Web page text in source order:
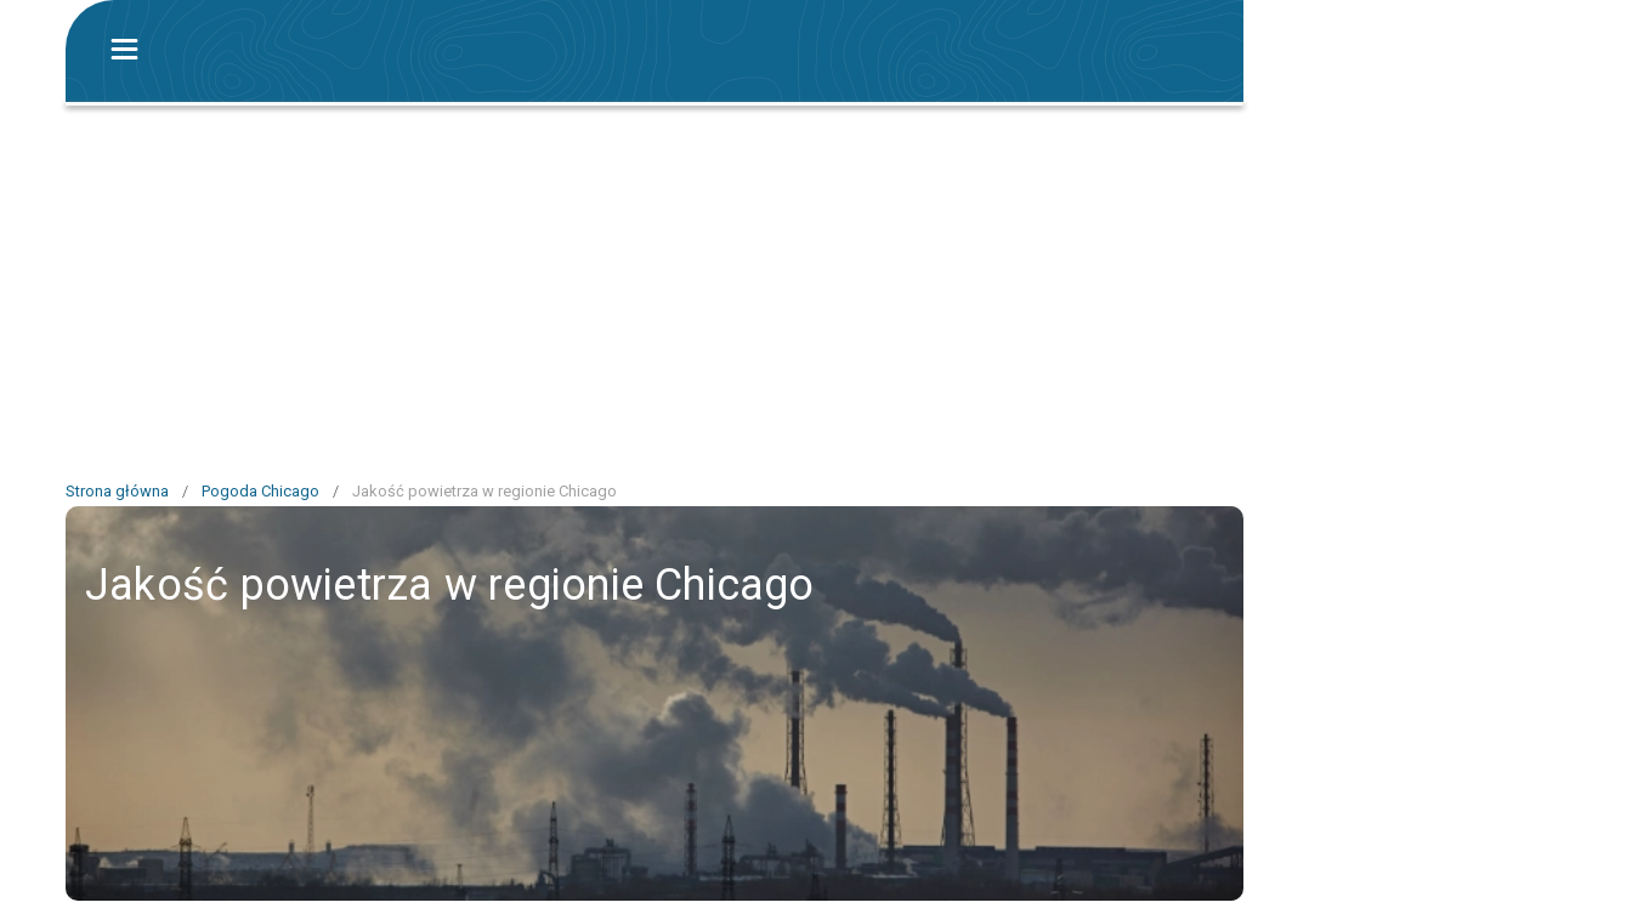
Strona główna / Pogoda Chicago / Jakość powietrza w regionie Chicago
Jakość powietrza w regionie Chicago